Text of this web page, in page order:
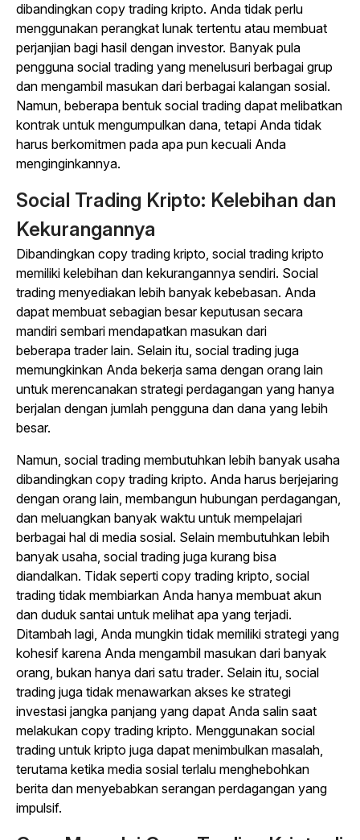
dibandingkan copy trading kripto. Anda tidak perlu
menggunakan perangkat lunak tertentu atau membuat
perjanjian bagi hasil dengan investor. Banyak pula
pengguna social trading yang menelusuri berbagai grup
dan mengambil masukan dari berbagai kalangan sosial.
Namun, beberapa bentuk social trading dapat melibatkan
kontrak untuk mengumpulkan dana, tetapi Anda tidak
harus berkomitmen pada apa pun kecuali Anda
menginginkannya.
Social Trading Kripto: Kelebihan dan
Kekurangannya
Dibandingkan copy trading kripto, social trading kripto
memiliki kelebihan dan kekurangannya sendiri. Social
trading menyediakan lebih banyak kebebasan. Anda
dapat membuat sebagian besar keputusan secara
mandiri sembari mendapatkan masukan dari
beberapa traderlain. Selain itu, social trading juga
memungkinkan Anda bekerja sama dengan orang lain
untuk merencanakan strategi perdagangan yang hanya
berjalan dengan jumlah pengguna dan dana yang lebih
besar.
Namun, social trading membutuhkan lebih banyak usaha
dibandingkan copy trading kripto. Anda harus berjejaring
dengan orang lain, membangun hubungan perdagangan,
dan meluangkan banyak waktu untuk mempelajari
berbagai hal di media sosial. Selain membutuhkan lebih
banyak usaha, social trading juga kurang bisa
diandalkan. Tidak seperti copy trading kripto, social
trading tidak membiarkan Anda hanya membuat akun
dan duduk santai untuk melihat apa yang terjadi.
Ditambah lagi, Anda mungkin tidak memiliki strategi yang
kohesif karena Anda mengambil masukan dari banyak
orang, bukan hanya dari satu trader. Selain itu, social
trading juga tidak menawarkan akses ke strategi
investasi jangka panjang yang dapat Anda salin saat
melakukan copy trading kripto. Menggunakan social
trading untuk kripto juga dapat menimbulkan masalah,
terutama ketika media sosial terlalu menghebohkan
berita dan menyebabkan serangan perdagangan yang
impulsif.